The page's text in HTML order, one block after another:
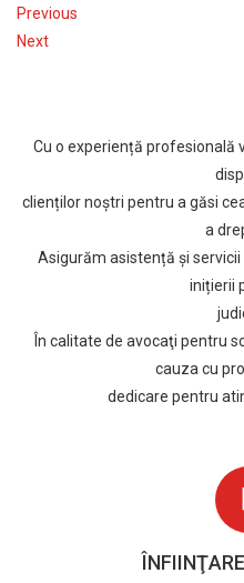
Previous
Next
Cu o experiență profesională
clienților noştri pentru a găsi
a
Asigurăm asistență și
inițierii
În calitate de avocaţi pentru
cauza cu
dedicare pentru